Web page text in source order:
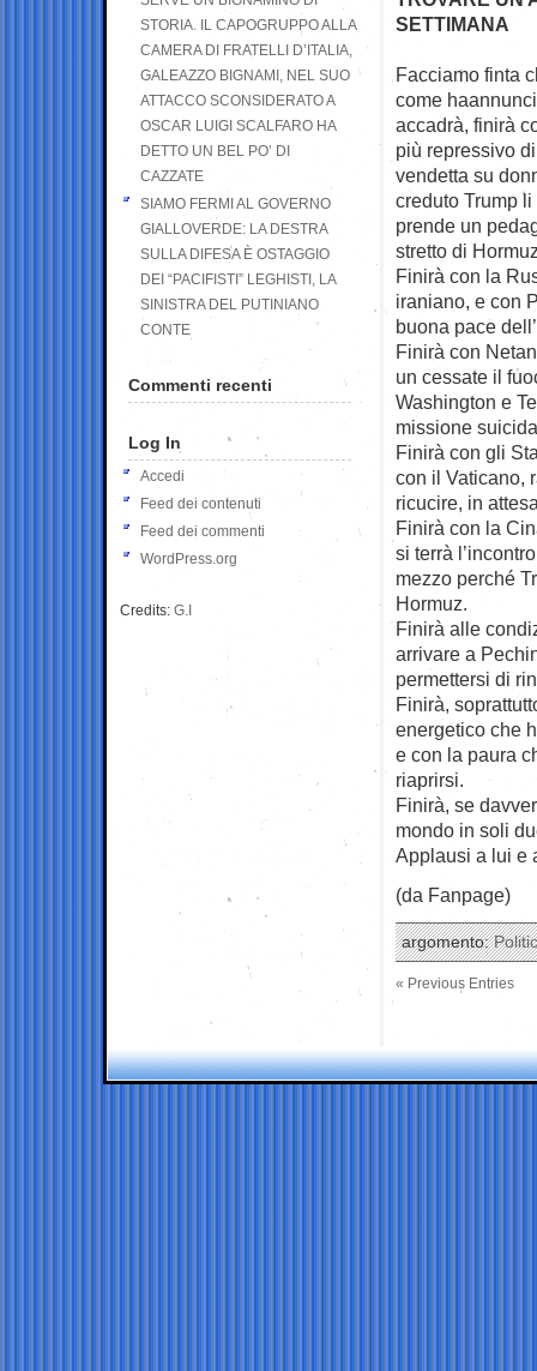
SETTIMANA
Facciamo finta
come
accadrà, finirà
più repressivo
vendetta su
creduto Trump
prende un
stretto di
Finirà con la
iraniano, e con
buona pace
Finirà con
un cessate il
Washington e
missione
Finirà con gli
con il Vaticano,
ricucire, in
Finirà con la
si terrà
mezzo perché
Hormuz.
Finirà alle
arrivare a
permettersi di
Finirà,
energetico che
e con la paura
riaprirsi.
Finirà, se
mondo in soli
Applausi a lui e
(da Fanpage)
argomento:
« Previous Entries
STORIA. IL CAPOGRUPPO ALLA
CAMERA DI FRATELLI D’ITALIA,
GALEAZZO BIGNAMI, NEL SUO
ATTACCO SCONSIDERATO A
OSCAR LUIGI SCALFARO HA
DETTO UN BEL PO’ DI
CAZZATE
SIAMO FERMI AL GOVERNO
GIALLOVERDE: LA DESTRA
SULLA DIFESA È OSTAGGIO
DEI “PACIFISTI” LEGHISTI, LA
SINISTRA DEL PUTINIANO
CONTE
Commenti recenti
Log In
Accedi
Feed dei contenuti
Feed dei commenti
WordPress.org
Credits: G.I